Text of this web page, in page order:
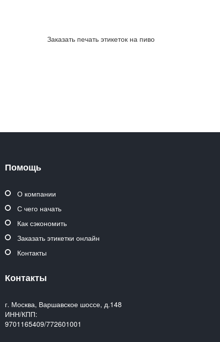
Заказать печать этикеток на пиво
Помощь
О компании
С чего начать
Как сэкономить
Заказать этикетки онлайн
Контакты
Контакты
г. Москва, Варшавское шоссе, д.148
ИНН/КПП:
9701165409/772601001